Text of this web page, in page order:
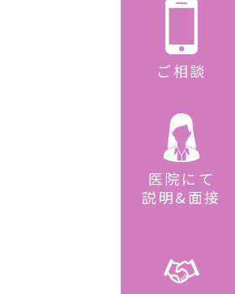
ご相談
医院にて
説明&面接